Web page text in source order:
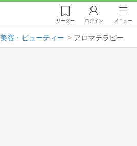
リーダー ログイン メニュー
美容・ビューティー アロマテラピー